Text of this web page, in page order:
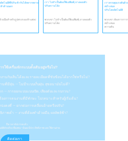
อัตโนมัติที่ปรับเข้ากับได้หลากหลาย
ท้าด้านนอก
วยมือสำหรับรูปทรงรองเท้าแต่ละ
เรา: ไม่จำเป็นต้องใช้แม่พิมพ์; ยางลอยตัว
ปรับความโค้ง
พวกเขา: ไม่จำเป็นต้องใช้แม่พิมพ์; ยางลอยตัว
ปรับความโค้ง
เรา:ควบคุมแรงดันด้ว
สม่ำเสมอ
ปรับโดยอัตโนมัติ
พวกเขา: ต้องการกา
สม่ำเสมอ
ความดัน
รใช้เครื่องจักรแบบดั้งเดิมอยู่หรือไม่?
านกับเส้นโค้งและรายละเอียดที่ซับซ้อนได้ยากใช่หรือไม่?
นที่มีฝุ่น — ไม่มีระบบเก็บฝุ่น สุขอนามัยไม่ดี?
ก — การออกแบบแบบเปิด, เสียงดังและรบกวน?
องการคนงานที่มีทักษะ ไม่เหมาะสำหรับผู้เริ่มต้น?
งคงที่ — ยากต่อการเคลื่อนย้ายหรือปรับ?
ภาพต่ำ — งานที่ต้องทำด้วยมือ, ผลลัพธ์ช้า?
ถึงเวลาอัปเกรดแล้ว.
ติอัจฉริยะที่คงทน—มั่นคง มีประสิทธิภาพ และใช้งานง่าย.
ติดต่อเรา